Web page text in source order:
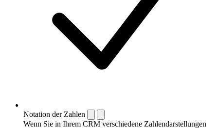
Notation der Zahlen
Wenn Sie in Ihrem CRM verschiedene Zahlendarstellungen